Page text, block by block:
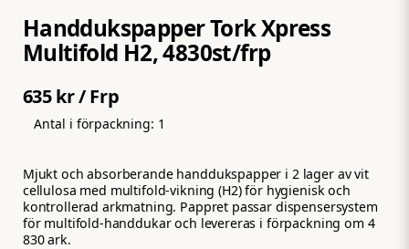
Handdukspapper Tork Xpress
Multifold H2, 4830st/frp
635 kr/ Frp
Antal i förpackning: 1
Mjukt och absorberande handdukspapper i 2 lager av vit
cellulosa med multifold-vikning (H2) för hygienisk och
kontrollerad arkmatning. Pappret passar dispensersystem
för multifold-handdukar och levereras i förpackning om 4
830 ark.